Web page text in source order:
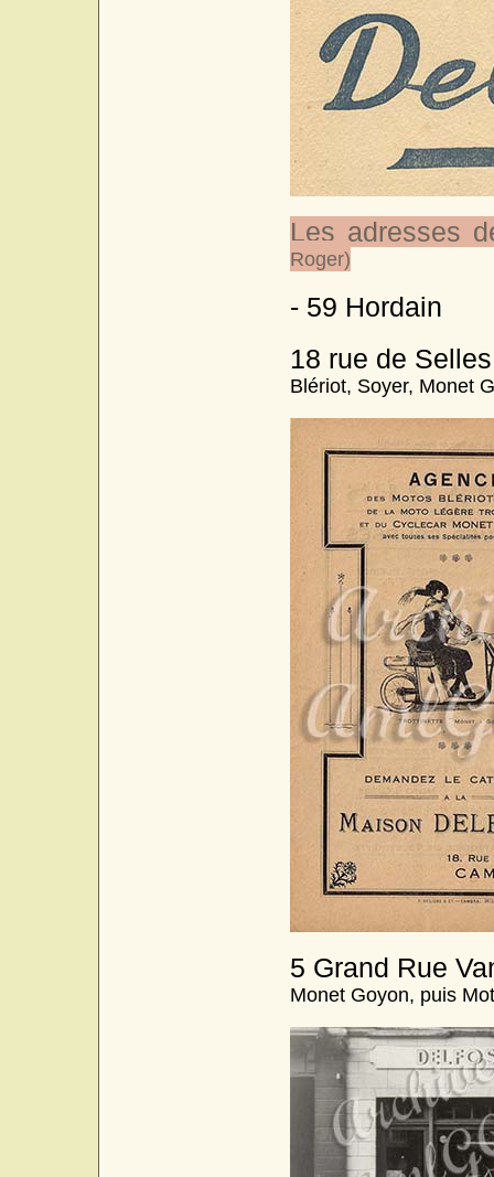
Les adresses
Roger)
- 59 Hordain
18 rue de
Blériot, Soyer, Monet
5 Grand Rue
Monet Goyon, puis